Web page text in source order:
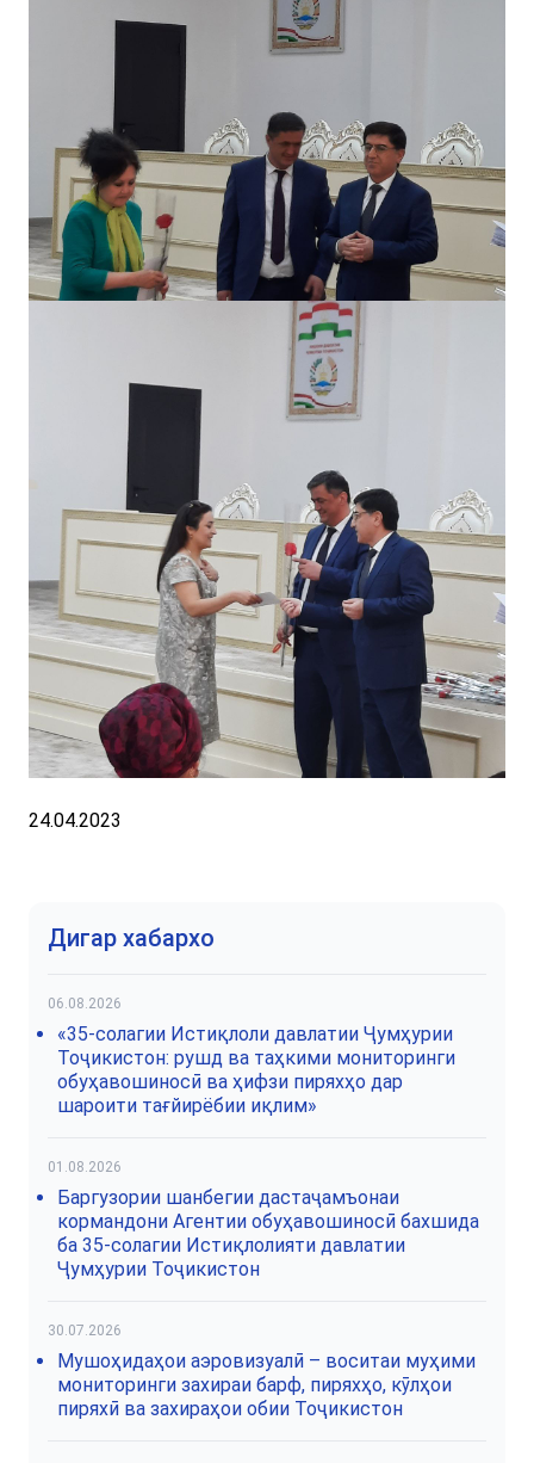
24.04.2023
Дигар хабархо
06.08.2026
«35-солагии Истиқлоли давлатии Ҷумҳурии
Тоҷикистон: рушд ва таҳкими мониторинги
обуҳавошиносӣ ва ҳифзи пиряхҳо дар
шароити тағйирёбии иқлим»
01.08.2026
Баргузории шанбегии дастаҷамъонаи
кормандони Агентии обуҳавошиносӣ бахшида
ба 35-солагии Истиқлолияти давлатии
Ҷумҳурии Тоҷикистон
30.07.2026
Мушоҳидаҳои аэровизуалӣ – воситаи муҳими
мониторинги захираи барф, пиряхҳо, кӯлҳои
пиряхӣ ва захираҳои обии Тоҷикистон